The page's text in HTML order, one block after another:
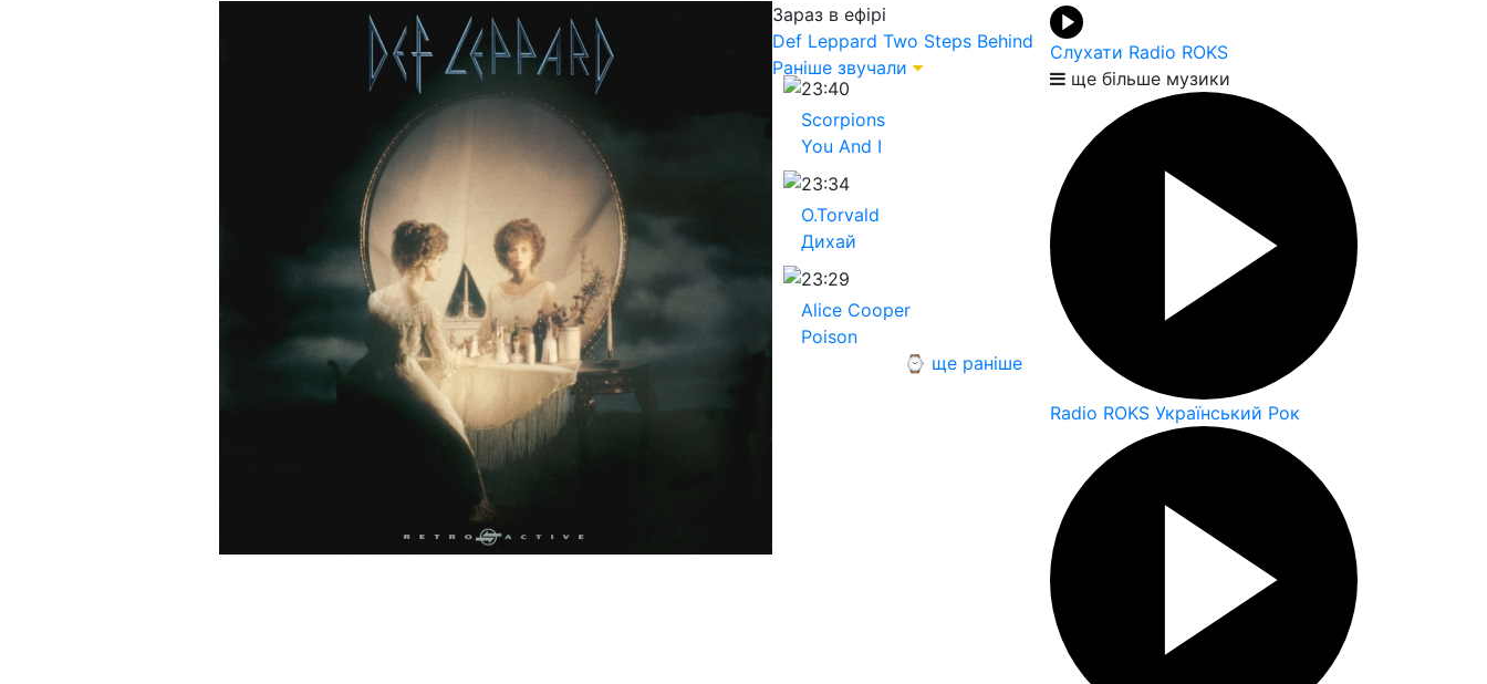
Зараз в ефірі
Def Leppard Two Steps Behind
Раніше звучали
23:40
Scorpions
You And I
23:34
O.Torvald
Дихай
23:29
Alice Cooper
Poison
⌚ ще раніше
Слухати Radio ROKS
ще більше музики
Radio ROKS Український Рок